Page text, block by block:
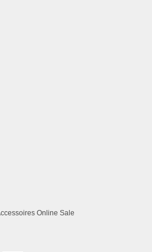
Online Sale